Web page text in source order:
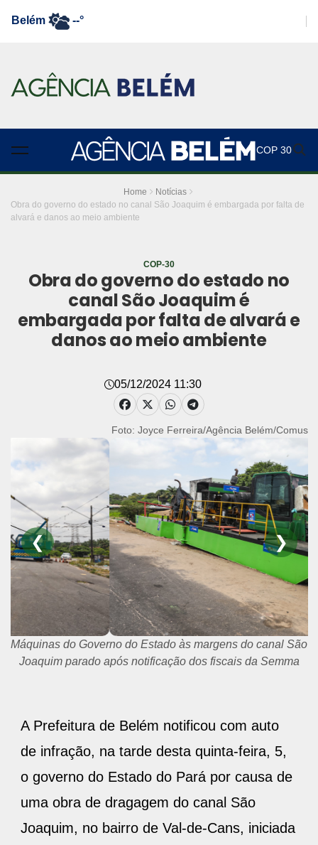
Belém --°
COP 30
Home
Notícias
Obra do governo do estado no canal São Joaquim é embargada por falta de
alvará e danos ao meio ambiente
COP-30
Obra do governo do estado no
canal São Joaquim é
embargada por falta de alvará e
danos ao meio ambiente
05/12/2024 11:30
Foto: Joyce Ferreira/Agência Belém/Comus
❮ ❯
Máquinas do Governo do Estado às margens do canal São
Joaquim parado após notificação dos fiscais da Semma
A Prefeitura de Belém notificou com auto
de infração, na tarde desta quinta-feira, 5,
o governo do Estado do Pará por causa de
uma obra de dragagem do canal São
Joaquim, no bairro de Val-de-Cans, iniciada